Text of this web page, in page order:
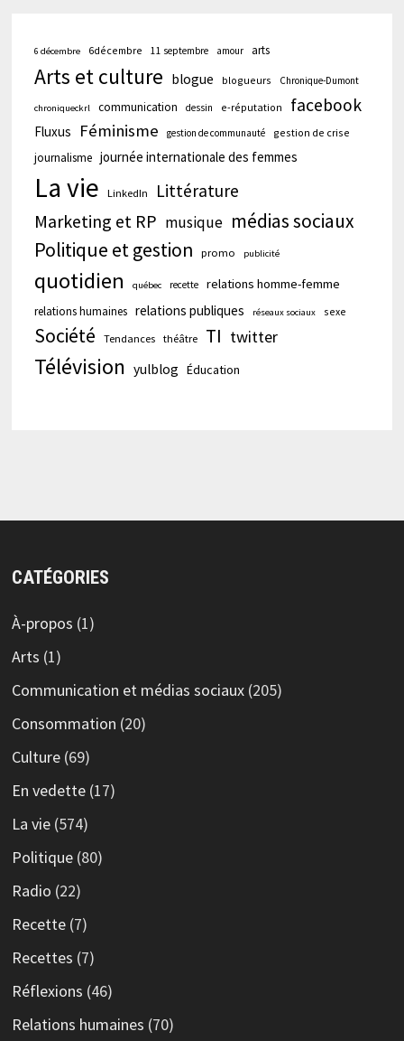
6 décembre 6décembre 11 septembre amour arts
Arts et culture blogue blogueurs Chronique-Dumont
chroniqueckrl communication dessin e-réputation facebook
Fluxus Féminisme gestion de communauté gestion de crise
journalisme journée internationale des femmes
La vie LinkedIn Littérature
Marketing et RP musique médias sociaux
Politique et gestion
promo publicité
quotidien québec recette relations homme-femme
relations humaines relations publiques réseaux sociaux sexe
Société Tendances théâtre TI twitter
Télévision yulblog Éducation
CATÉGORIES
À-propos (1)
Arts (1)
Communication et médias sociaux(205)
Consommation (20)
Culture(69)
En vedette(17)
La vie(574)
Politique(80)
Radio (22)
Recette(7)
Recettes (7)
Réflexions (46)
Relations humaines (70)